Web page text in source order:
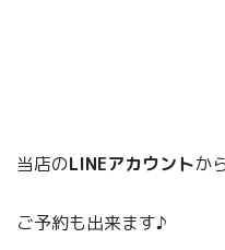
当店のLINEアカウントか
ご予約も出来ます♪